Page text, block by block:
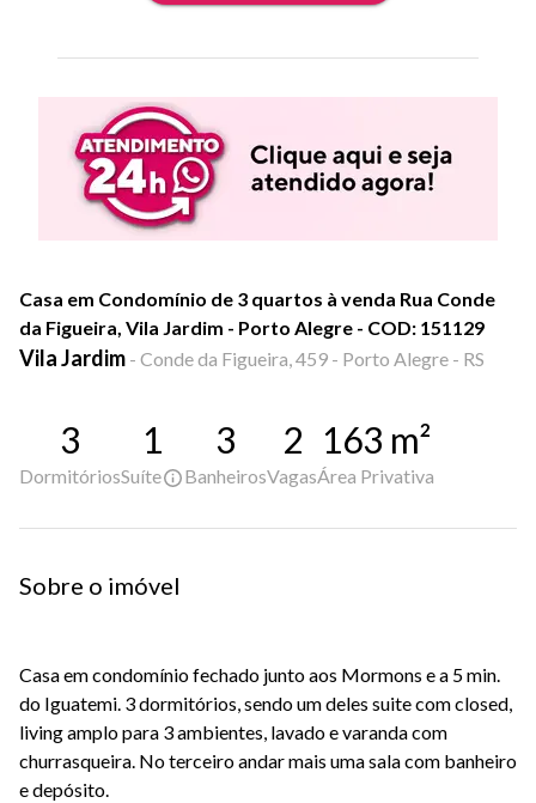
Casa em Condomínio de 3 quartos à venda Rua Conde
da Figueira, Vila Jardim - Porto Alegre - COD: 151129
Vila Jardim - Conde da Figueira, 459 - Porto Alegre - RS
3
Dormitórios
1
Suíte
3
Banheiros
2
Vagas
163 m²
Área Privativa
Sobre o imóvel
Casa em condomínio fechado junto aos Mormons e a 5 min.
do Iguatemi. 3 dormitórios, sendo um deles suite com closed,
living amplo para 3 ambientes, lavado e varanda com
churrasqueira. No terceiro andar mais uma sala com banheiro
e depósito.